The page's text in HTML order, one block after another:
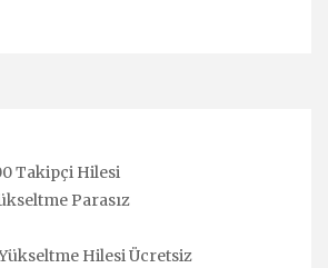
Takipçi Hilesi
Parasız
Hilesi Ücretsiz